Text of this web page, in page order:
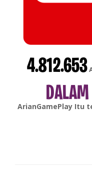
4.812.653
gonsabellaItu telah